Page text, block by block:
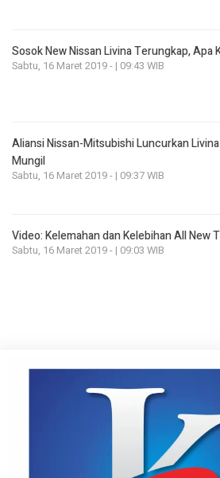
Sosok New Nissan Livina Terungkap, Apa
Sabtu, 16 Maret 2019 - | 09:43 WIB
Aliansi Nissan-Mitsubishi Luncurkan
Mungil
Sabtu, 16 Maret 2019 - | 09:37 WIB
Video: Kelemahan dan Kelebihan All New
Sabtu, 16 Maret 2019 - | 09:03 WIB